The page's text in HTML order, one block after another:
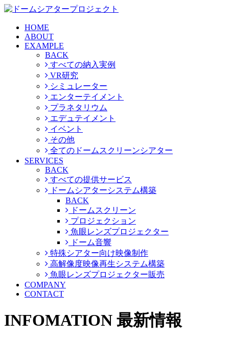
HOME
ABOUT
EXAMPLE
BACK
すべての納入実例
VR研究
シミュレーター
エンターテイメント
プラネタリウム
エデュテイメント
イベント
その他
全てのドームスクリーンシアター
SERVICES
BACK
すべての提供サービス
ドームシアターシステム構築
BACK
ドームスクリーン
プロジェクション
魚眼レンズプロジェクター
ドーム音響
特殊シアター向け映像制作
高解像度映像再生システム構築
魚眼レンズプロジェクター販売
COMPANY
CONTACT
INFOMATION 最新情報